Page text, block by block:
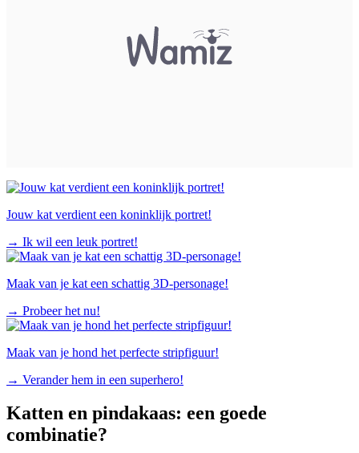
Jouw kat verdient een koninklijk portret!
→ Ik wil een leuk portret!
Maak van je kat een schattig 3D-personage!
→ Probeer het nu!
Maak van je hond het perfecte stripfiguur!
→ Verander hem in een superhero!
Katten en pindakaas: een goede
combinatie?